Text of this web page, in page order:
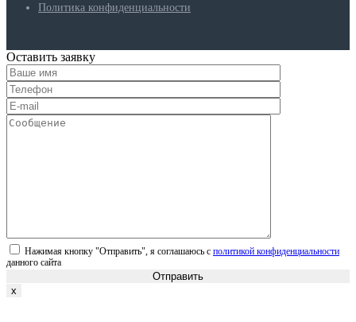
Политика конфиденциальности
Оставить заявку
Нажимая кнопку "Отправить", я соглашаюсь с политикой конфиденциальности
данного сайта
Отправить
x